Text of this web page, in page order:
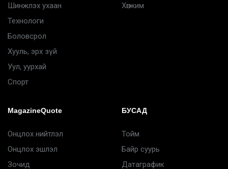
Шинжлэх ухаан
Технологи
Боловсрол
Хууль, эрх зүй
Уул, уурхай
Спорт
Хөгжим
MagazineQuote
Онцлох нийтлэл
Онцлох эшлэл
Зочид
БУСАД
Тойм
Байр суурь
Датаграфик